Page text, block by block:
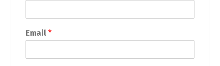
Email *